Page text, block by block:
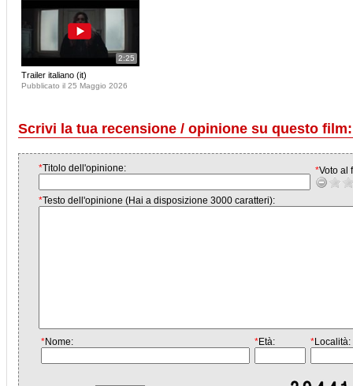
2:25
Trailer italiano (it)
Pubblicato il 25 Maggio 2026
Scrivi la tua recensione / opinione su questo
*Titolo dell'opinione: *Voto al
*Testo dell'opinione (Hai a disposizione 3000 caratteri):
*Nome: *Età: *Località: